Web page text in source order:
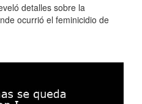
detalles sobre la
ocurrió el feminicidio de